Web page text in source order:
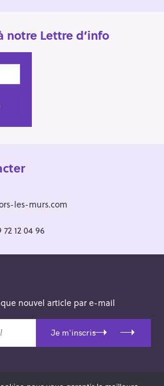
notre Lettre d’info
les-murs.com
12 04 96
nouvel article par e-mail
Je m'inscris